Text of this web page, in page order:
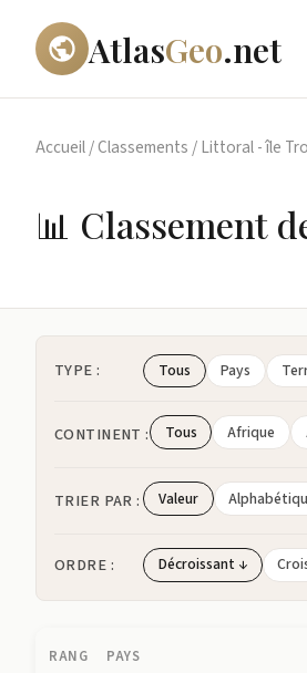
AtlasGeo.net
Accueil/Classements /Littoral - île
📊 Classement
TYPE : Tous Pays
CONTINENT : Tous Afrique
TRIER PAR : Valeur
ORDRE : Décroissant ↓
RANG PAYS